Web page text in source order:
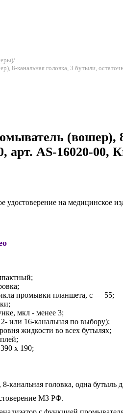
/
8-канальная головка, 3 бутыли,
(вошер),
арт. AS-16020-00,
удостоверение на медицинское
промывки планшета, с — 55;
мкл - менее 3;
или 16-канальная по выбору);
жидкости во всех бутылях;
х 190;
канальная головка, одна бутыль
МЗ РФ.